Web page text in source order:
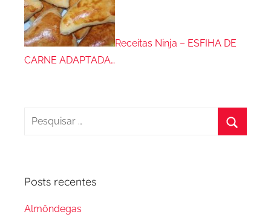
Receitas Ninja – ESFIHA DE
CARNE ADAPTADA…
Pesquisar
Posts recentes
Almôndegas